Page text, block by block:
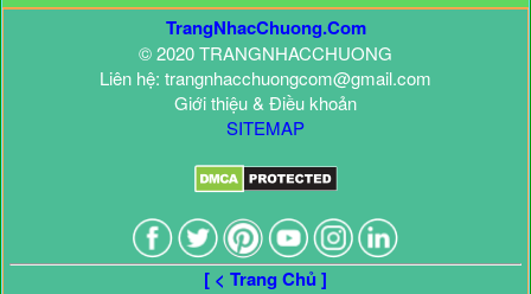
TrangNhacChuong.Com
© 2020 TRANGNHACCHUONG
Liên hệ: trangnhacchuongcom@gmail.com
Giới thiệu & Điều khoản
SITEMAP
[ < Trang Chủ ]